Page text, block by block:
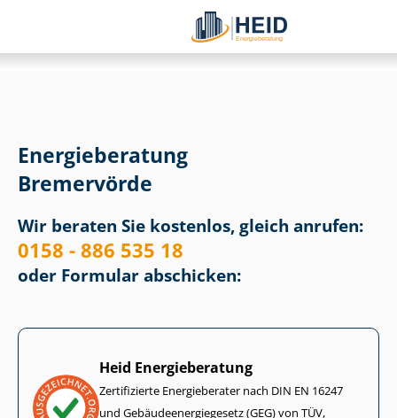
Energieberatung
Bremervörde
Wir beraten Sie kostenlos, gleich anrufen:
0158 - 886 535 18
oder Formular abschicken:
Heid Energieberatung
Zertifizierte Energieberater nach DIN EN 16247
und Ge­bäu­de­en­er­gie­ge­setz (GEG) von TÜV,